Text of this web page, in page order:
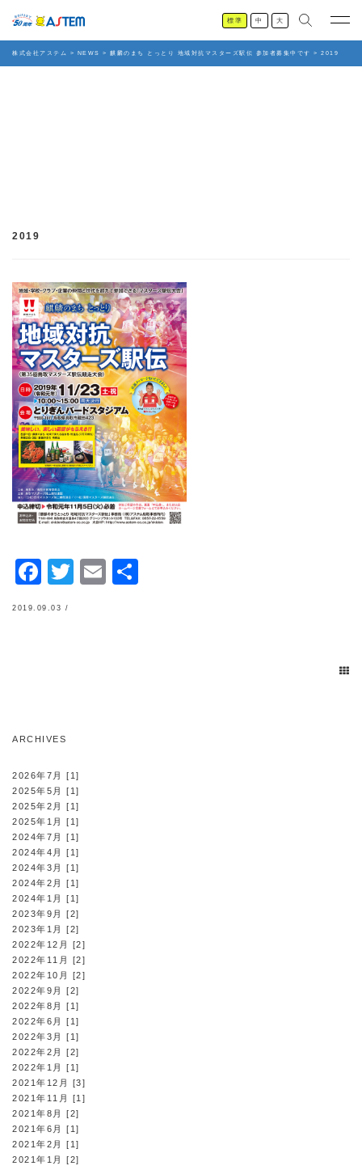
標準 中 大
株式会社アステム > NEWS > 麒麟のまち とっとり 地域対抗マスターズ駅伝 参加者募集中です > 2019
2019
Facebook
Twitter
Email
2019.09.03 /
ARCHIVES
2026年7月 [1]
2025年5月 [1]
2025年2月 [1]
2025年1月 [1]
2024年7月 [1]
2024年4月 [1]
2024年3月 [1]
2024年2月 [1]
2024年1月 [1]
2023年9月 [2]
2023年1月 [2]
2022年12月 [2]
2022年11月 [2]
2022年10月 [2]
2022年9月 [2]
2022年8月 [1]
2022年6月 [1]
2022年3月 [1]
2022年2月 [2]
2022年1月 [1]
2021年12月 [3]
2021年11月 [1]
2021年8月 [2]
2021年6月 [1]
2021年2月 [1]
2021年1月 [2]